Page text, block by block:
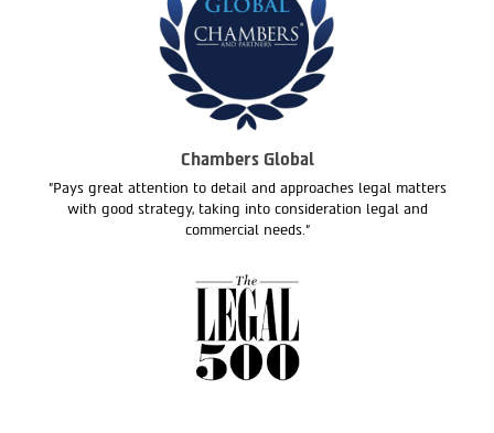
Chambers Global
"Pays great attention to detail and approaches legal matters
with good strategy, taking into consideration legal and
commercial needs."